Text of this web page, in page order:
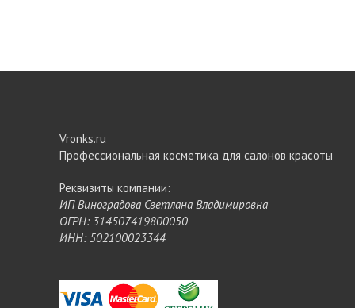
Vronks.ru
Профессиональная косметика для салонов красоты
Реквизиты компании:
ИП Виноградова Светлана Владимировна
ОГРН: 314507419800050
ИНН: 502100023344